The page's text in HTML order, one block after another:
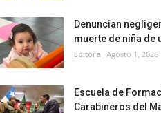
Denuncian
muerte de niña de
Editora Agosto 1, 2026
Escuela de
Carabineros del